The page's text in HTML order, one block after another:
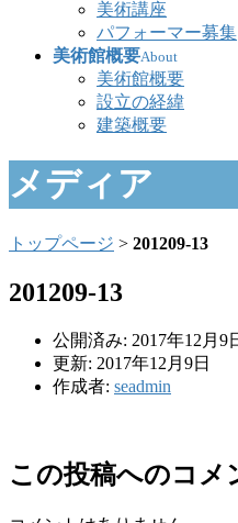
美術講座
パフォーマー募集
美術館概要About
美術館概要
設立の経緯
建築概要
メディア
トップページ > 201209-13
201209-13
公開済み: 2017年12月9
更新: 2017年12月9日
作成者: seadmin
この投稿へのコメ